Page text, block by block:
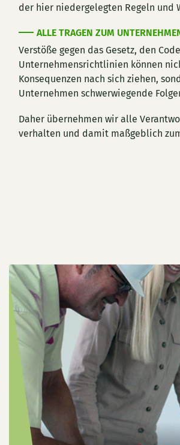
der hier niedergelegten Regeln und
ALLE TRAGEN ZUM
Verstöße gegen das Gesetz, den
Unternehmensrichtlinien können
Konsequenzen nach sich ziehen,
Unternehmen schwerwiegende
Daher übernehmen wir alle
verhalten und damit maßgeblich